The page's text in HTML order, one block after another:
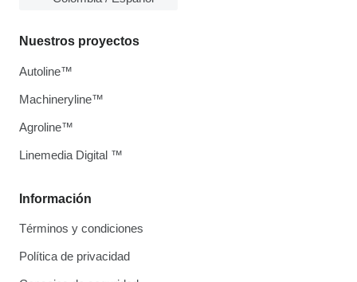
Información
Términos y condiciones
Política de privacidad
Nuestros proyectos
Autoline™
Machineryline™
Agroline™
Linemedia Digital ™